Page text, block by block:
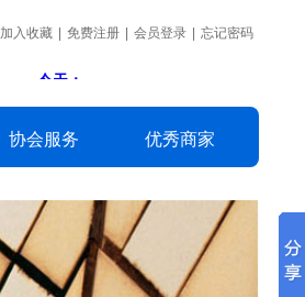
加入收藏 | 免费注册 | 会员登录 | 忘记密码
协会服务 优秀商家